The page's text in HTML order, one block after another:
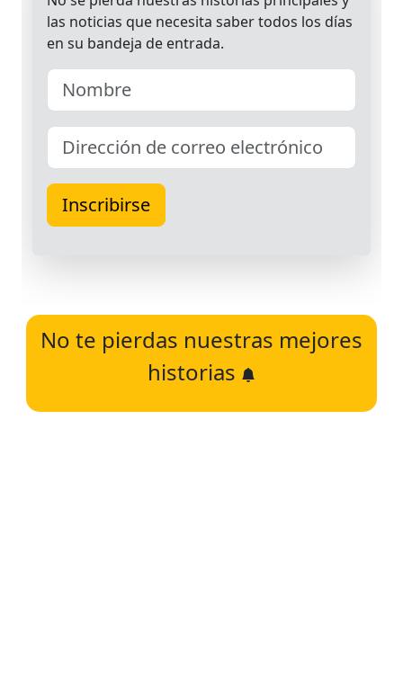
No te pierdas nuestras mejores
historias